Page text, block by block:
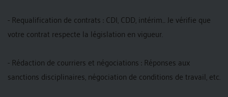
- Requalification de contrats : CDI, CDD, intérim... Je vérifie que
votre contrat respecte la législation en vigueur.
- Rédaction de courriers et négociations : Réponses aux
sanctions disciplinaires, négociation de conditions de travail, etc.